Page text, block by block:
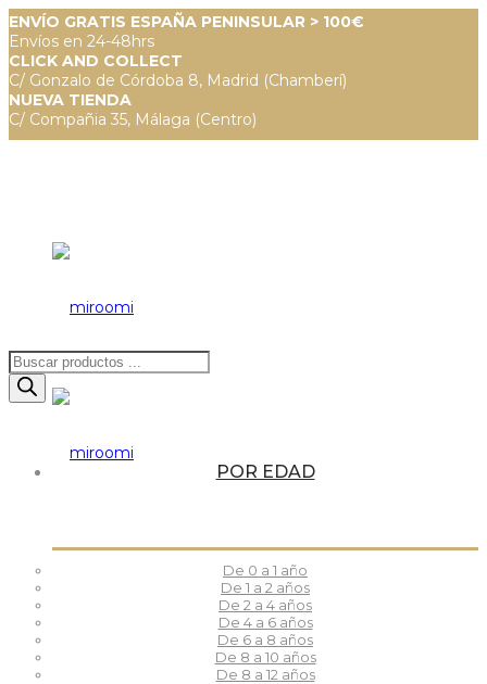
ENVÍO GRATIS ESPAÑA PENINSULAR > 100€
Envíos en 24-48hrs
CLICK AND COLLECT
C/ Gonzalo de Córdoba 8, Madrid (Chamberí)
NUEVA TIENDA
C/ Compañia 35, Málaga (Centro)
Búsqueda
de
productos
POR EDAD
De 0 a 1 año
De 1 a 2 años
De 2 a 4 años
De 4 a 6 años
De 6 a 8 años
De 8 a 10 años
De 8 a 12 años